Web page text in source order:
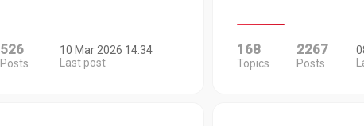
526
Posts
10 Mar 2026 14:34
Last post
168
Topics
2267
Posts